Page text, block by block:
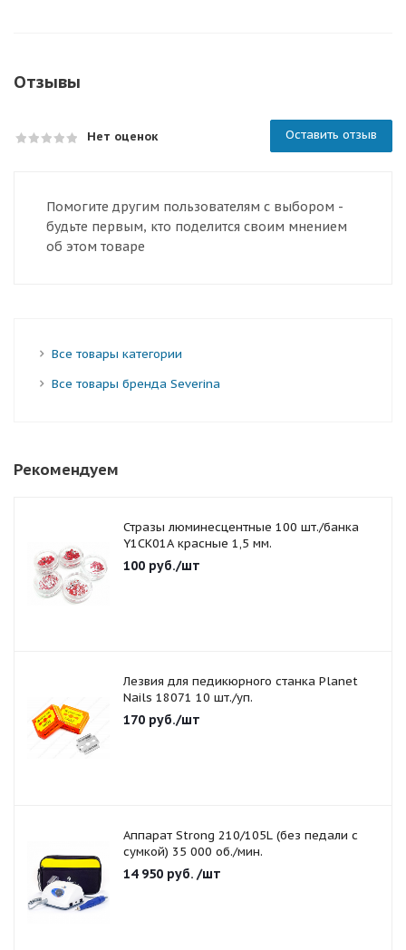
Отзывы
Нет оценок Оставить отзыв
Помогите другим пользователям с выбором -
будьте первым, кто поделится своим мнением
об этом товаре
Все товары категории
Все товары бренда Severina
Рекомендуем
Стразы люминесцентные 100 шт./банка
Y1CK01A красные 1,5 мм.
100 руб./шт
Лезвия для педикюрного станка Planet
Nails 18071 10 шт./уп.
170 руб./шт
Аппарат Strong 210/105L (без педали с
сумкой) 35 000 об./мин.
14 950 руб. /шт